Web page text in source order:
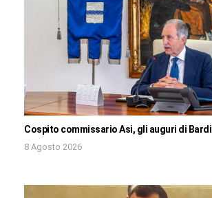
Cospito commissario Asi, gli auguri di Bardi
8 Agosto 2026